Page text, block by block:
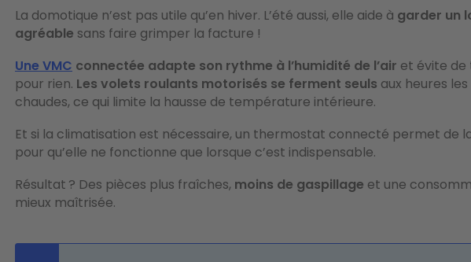
La domotique n’est pas utile qu’en hiver. L’été aussi, elle aide à garder un
agréable sans faire grimper la facture !
Une VMC connectée adapte son rythme à l’humidité de l’air et évite de
pour rien. Les volets roulants motorisés se ferment seuls aux heures les
chaudes, ce qui limite la hausse de température intérieure.
Et si la climatisation est nécessaire, un thermostat connecté permet de
pour qu’elle ne fonctionne que lorsque c’est indispensable.
Résultat ? Des pièces plus fraîches, moins de gaspillage et une
mieux maîtrisée.